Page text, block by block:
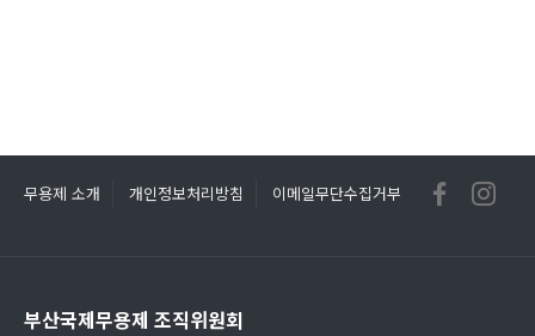
무용제 소개 개인정보처리방침 이메일무단수집거부
부산국제무용제 조직위원회